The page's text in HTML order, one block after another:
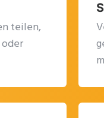
teilen,